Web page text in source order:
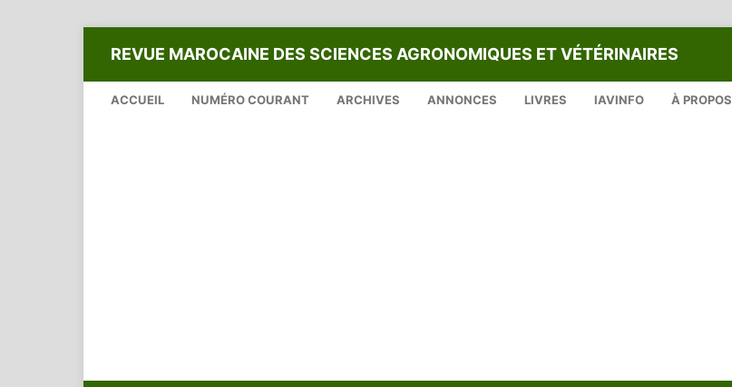
REVUE MAROCAINE DES SCIENCES AGRONOMIQUES ET VÉTÉRINAIRES
ACCUEIL NUMÉRO COURANT ARCHIVES ANNONCES LIVRES IAVINFO À PROPOS